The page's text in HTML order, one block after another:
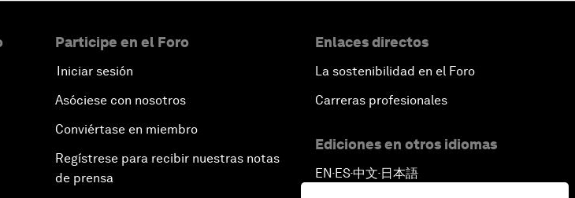
Participe en el Foro
Iniciar sesión
Asóciese con nosotros
Conviértase en miembro
Regístrese para recibir nuestras notas
de prensa
Enlaces directos
La sostenibilidad en el Foro
Carreras profesionales
Ediciones en otros idiomas
EN ▪ ES▪中文▪ 日本語